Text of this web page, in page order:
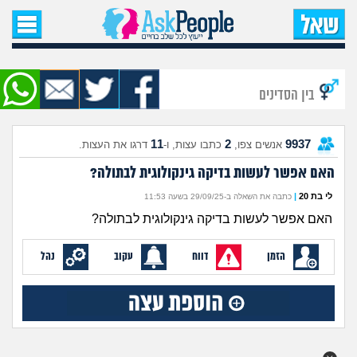
עמוד הבית
שאל שאלה
שאלות חדשות
שאלות שעוררו עניין
עצות חדשות
מה קורה כאן?
מתחם הטיפים
מדורים
בין הסדינים
9937 אנשים צפו, 2 כתבו עצות, ו-11 דרגו את העצות.
האם אפשר לעשות בדיקה גינקולוגית לבתולה?
לי בת 20 | כתבה את השאלה ב-29/09/25 בשעה 11:53
האם אפשר לעשות בדיקה גינקולוגית לבתולה?
הזמן דווח עקוב נהל